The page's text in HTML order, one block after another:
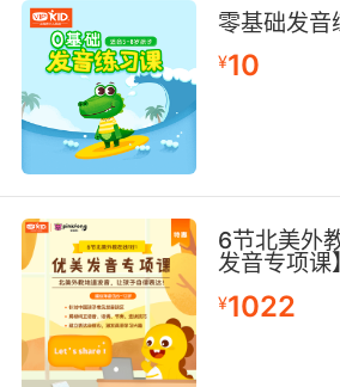
零基础发音
¥10
6节北美外
发音专项课】
¥1022